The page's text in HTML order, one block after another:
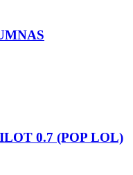
0.7 (POP LOL)